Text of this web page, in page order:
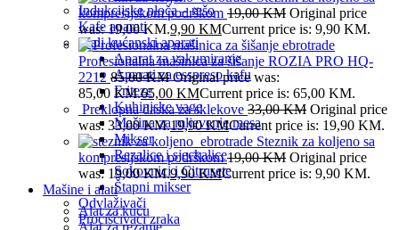
Indukcijske ploča – rešo
Kafe aparati
Mali kućanski aparati
Aparat za vakumiranje
Aparati za esspreso kafu
Friteze
Kuhinjske vage
Mašina za mljevenje mesa
Mikser
Rezalice i sjeckalice
Sokovnici i Citrusete
Štapni mikser
Odvlaživači
Pročišćivači zraka
kompresijskom podrškom 19,00KM Original price
was: 19,00 KM.9,90 KMCurrent price is: 9,90 KM.
Profesionalna mašinica za šišanje ROZIA PRO HQ-
2212 85,00KM Original price was:
85,00 KM.65,00 KMCurrent price is: 65,00 KM.
Preklopna daska za sklekove 33,00KM Original price
was: 33,00 KM.19,90KMCurrent price is: 19,90 KM.
Steznik za koljeno sa
kompresijskom podrškom19,00KM Original price
was: 19,00 KM.9,90KMCurrent price is: 9,90 KM.
Mašine i alati
Alat za kuću
Alat za rezanje